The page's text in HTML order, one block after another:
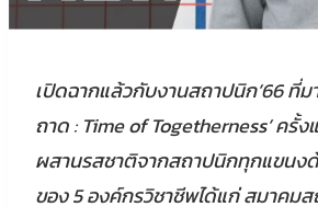
เปิดฉากแล้วกับงานสถาปนิก’66 ที่ม
ถาด : Time of Togetherness’ ครั้
ผสานรสชาติจากสถาปนิกทุกแขนง
ของ 5 องค์กรวิชาชีพได้แก่ สมาคม